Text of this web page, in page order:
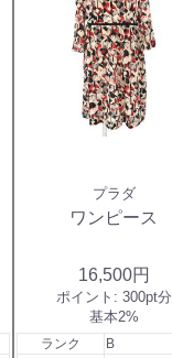
プラダ
ワンピース
16,500円
ポイント: 300pt分
基本2%
ランク
B